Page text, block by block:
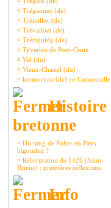
¤ Trégannez (de)
¤ Trémillec (de)
¤ Trévalloet (de)
¤ Tréziguidy (de)
¤ Tyvarlen de Pont-Croix
¤ Val (du)
¤ Vieux-Chastel (du)
¤ kermorvan (de) en Cornouaille
Histoire
bretonne
¤ Du sang de Poher en Pays
bigouden ?
¤ Réformation de 1426 (Saint-
Brieuc) : premières réflexions
Info